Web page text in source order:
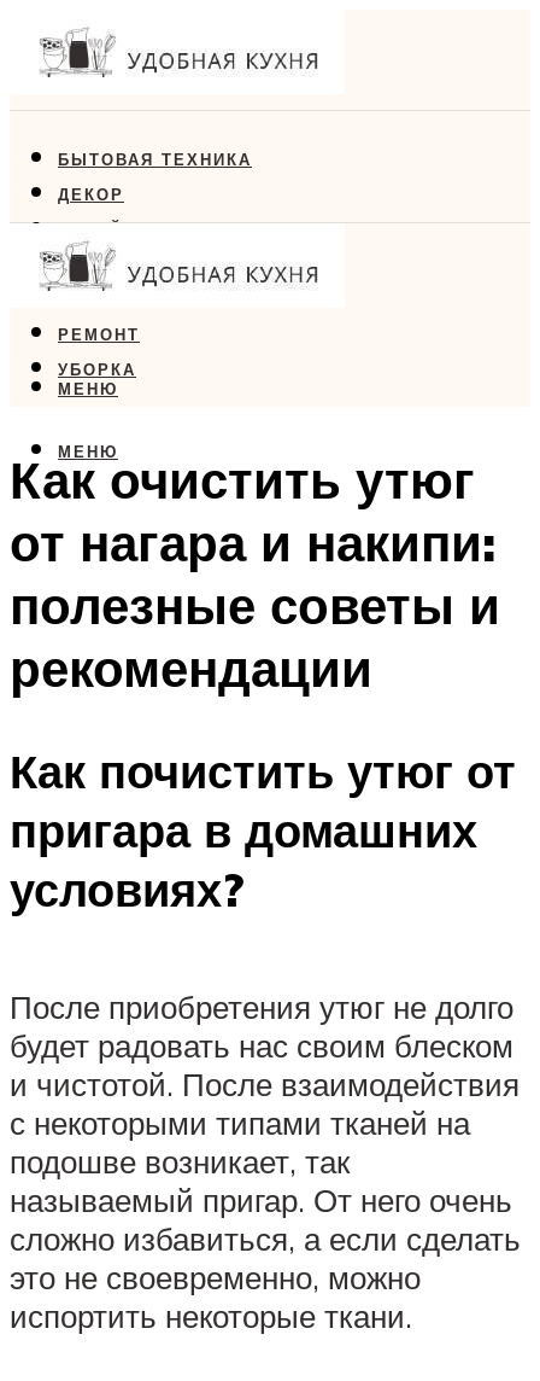
БЫТОВАЯ ТЕХНИКА
ДЕКОР
ДИЗАЙН
ЕДА
РЕМОНТ
УБОРКА
МЕНЮ
МЕНЮ
Как очистить утюг
от нагара и накипи:
полезные советы и
рекомендации
Как почистить утюг от
пригара в домашних
условиях?
После приобретения утюг не долго
будет радовать нас своим блеском
и чистотой. После взаимодействия
с некоторыми типами тканей на
подошве возникает, так
называемый пригар. От него очень
сложно избавиться, а если сделать
это не своевременно, можно
испортить некоторые ткани.